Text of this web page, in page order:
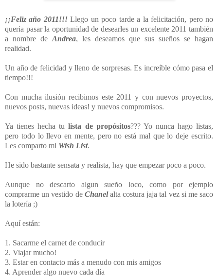
¡¡Feliz año 2011!!!Llego un poco tarde a la felicitación, pero no
quería pasar la oportunidad de desearles un excelente 2011 también
a nombre de Andrea, les deseamos que sus sueños se hagan
realidad.
Un año de felicidad y lleno de sorpresas. Es increíble cómo pasa el
tiempo!!!
Con mucha ilusión recibimos este 2011 y con nuevos proyectos,
nuevos posts, nuevas ideas! y nuevos compromisos.
Ya tienes hecha tulista de propósitos??? Yo nunca hago listas,
pero todo lo llevo en mente, pero no está mal que lo deje escrito.
Les comparto mi Wish List.
He sido bastante sensata y realista, hay que empezar poco a poco.
Aunque no descarto algun sueño loco, como por ejemplo
comprarme un vestido de Chanelalta costura jaja tal vez si me saco
la lotería ;)
Aquí están:
1. Sacarme el carnet de conducir
2. Viajar mucho!
3. Estar en contacto más a menudo con mis amigos
4. Aprender algo nuevo cada día